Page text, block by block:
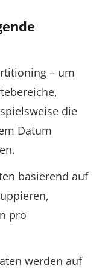
– um
die
Datum
basierend auf
pro
werden auf